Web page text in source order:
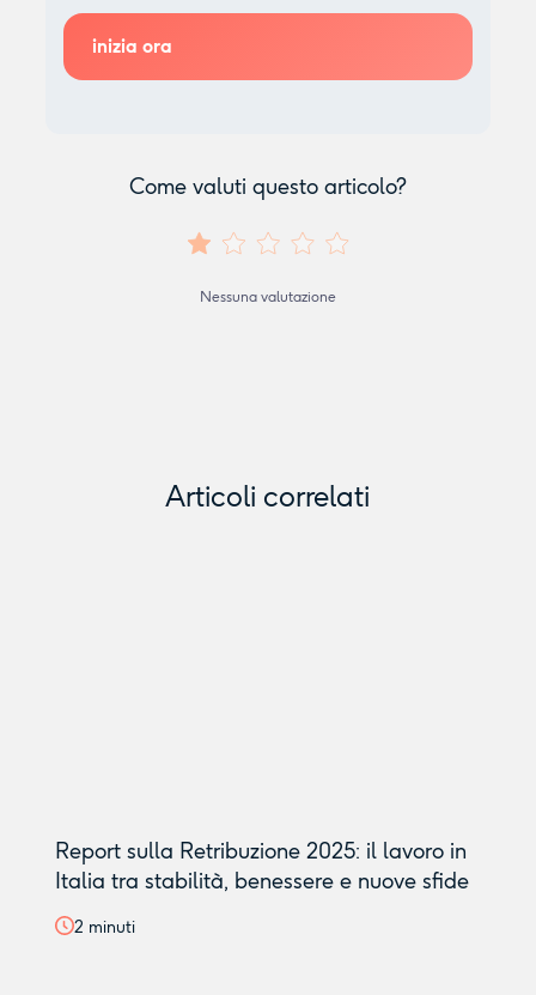
Come valuti questo articolo?
Nessuna valutazione
Articoli correlati
Report sulla Retribuzione 2025: il lavoro in
Italia tra stabilità, benessere e nuove sfide
2 minuti